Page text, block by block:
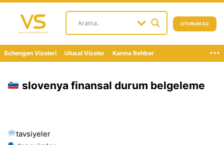
OTURUM AÇ
Schengen Vizeleri Ulusal Vizeler Karma Rehber ...
slovenya finansal durum belgeleme
tavsiyeler